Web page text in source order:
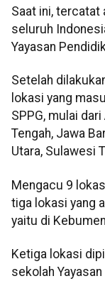
Saat ini, tercatat
seluruh
Yayasan
Setelah
lokasi yang
SPPG, mulai
Tengah, Jawa
Utara, Sulawesi
Mengacu 9
tiga lokasi yang
yaitu di
Ketiga lokasi
sekolah